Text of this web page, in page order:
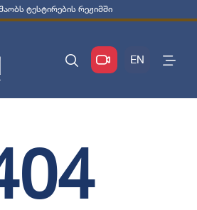
ტესტირების რეჟიმში
EN